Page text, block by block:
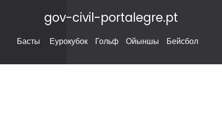
gov-civil-portalegre.pt
Басты Еурокубок Гольф Ойыншы Бейсбол